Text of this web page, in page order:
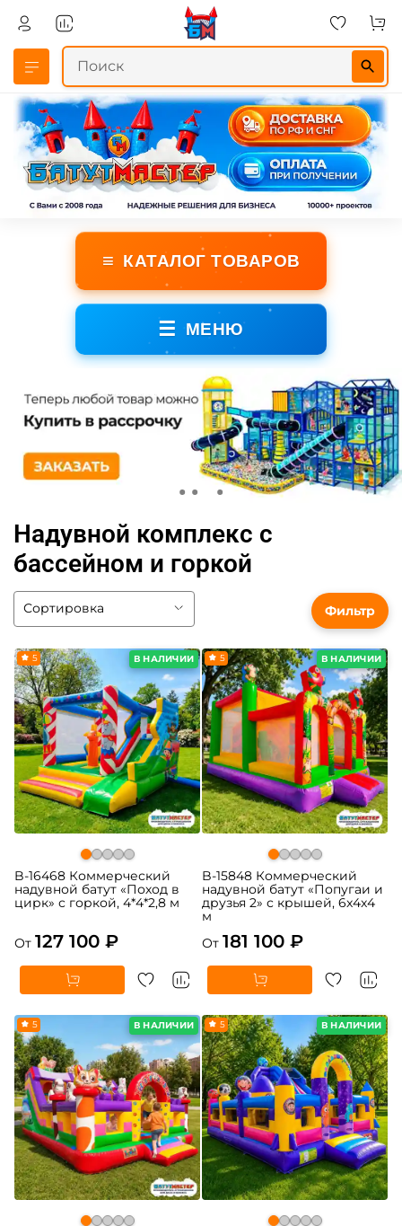
≡ КАТАЛОГ ТОВАРОВ
☰ МЕНЮ
Надувной комплекс с
бассейном и горкой
В НАЛИЧИИ
5
B-16468 Коммерческий
надувной батут «Поход в
цирк» с горкой, 4*4*2,8 м
От 127 100 ₽
В НАЛИЧИИ
5
B-15848 Коммерческий
надувной батут «Попугаи и
друзья 2» с крышей, 6x4x4
м
От 181 100 ₽
В НАЛИЧИИ
5 В НАЛИЧИИ
5
Фильтр